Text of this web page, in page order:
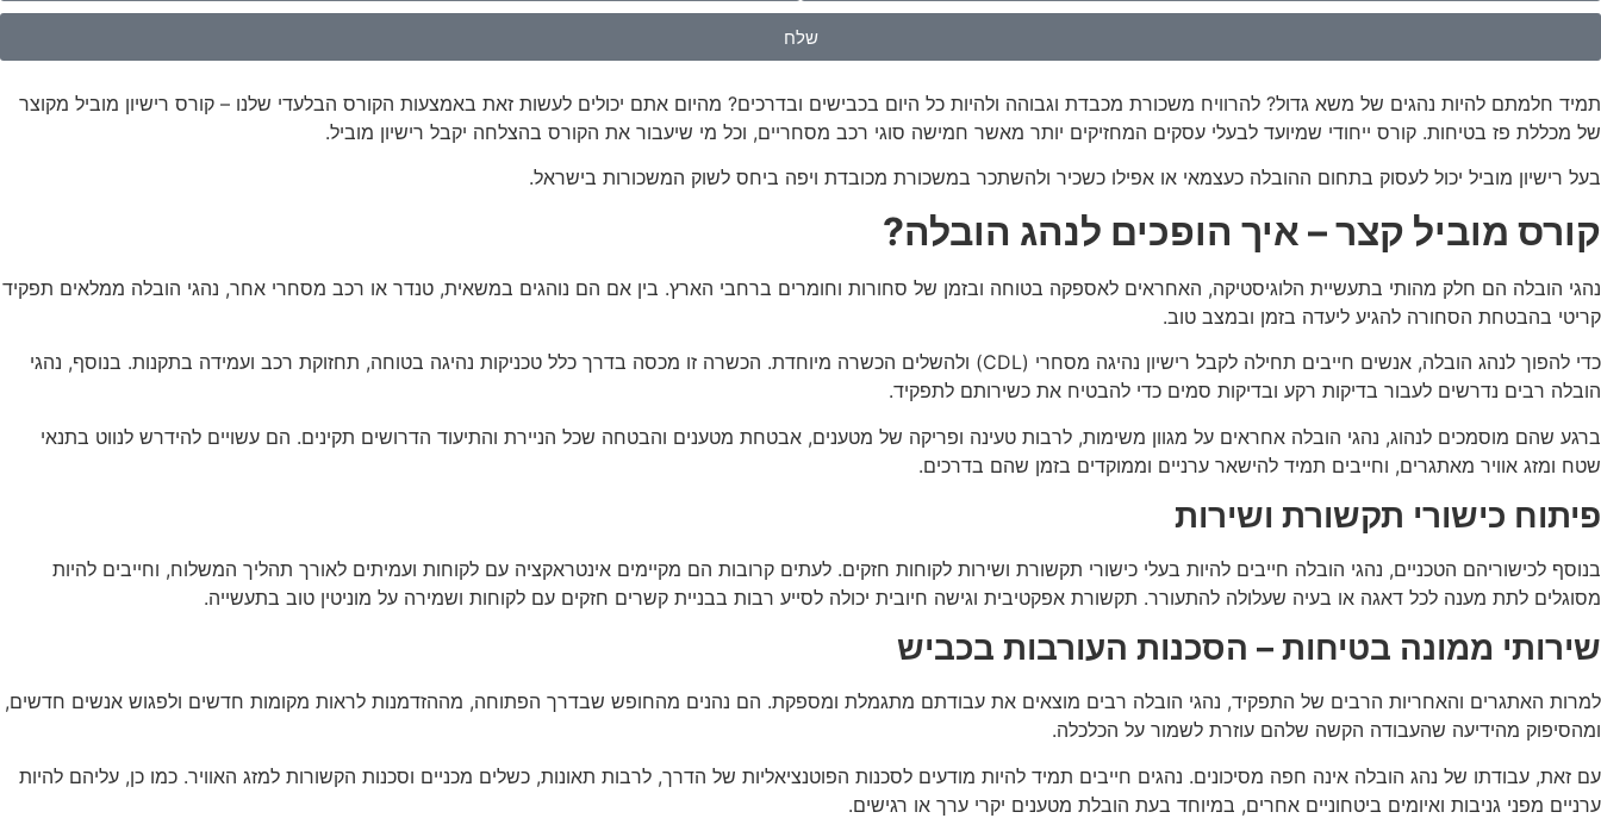
שלח
תמיד חלמתם להיות נהגים של משא גדול? להרוויח משכורת מכבדת וגבוהה ולהיות כל היום בכבישים ובדרכים? מהיום אתם יכולים לעשות זאת באמצעות הקורס הבלעדי שלנו – קורס רישיון מוביל מקוצר
של מכללת פז בטיחות. קורס ייחודי שמיועד לבעלי עסקים המחזיקים יותר מאשר חמישה סוגי רכב מסחריים, וכל מי שיעבור את הקורס בהצלחה יקבל רישיון מוביל.
בעל רישיון מוביל יכול לעסוק בתחום ההובלה כעצמאי או אפילו כשכיר ולהשתכר במשכורת מכובדת ויפה ביחס לשוק המשכורות בישראל.
קורס מוביל קצר – איך הופכים לנהג הובלה?
נהגי הובלה הם חלק מהותי בתעשיית הלוגיסטיקה, האחראים לאספקה ​​בטוחה ובזמן של סחורות וחומרים ברחבי הארץ. בין אם הם נוהגים במשאית, טנדר או רכב מסחרי אחר, נהגי הובלה ממלאים תפקיד
קריטי בהבטחת הסחורה להגיע ליעדה בזמן ובמצב טוב.
כדי להפוך לנהג הובלה, אנשים חייבים תחילה לקבל רישיון נהיגה מסחרי (CDL) ולהשלים הכשרה מיוחדת. הכשרה זו מכסה בדרך כלל טכניקות נהיגה בטוחה, תחזוקת רכב ועמידה בתקנות. בנוסף, נהגי
הובלה רבים נדרשים לעבור בדיקות רקע ובדיקות סמים כדי להבטיח את כשירותם לתפקיד.
ברגע שהם מוסמכים לנהוג, נהגי הובלה אחראים על מגוון משימות, לרבות טעינה ופריקה של מטענים, אבטחת מטענים והבטחה שכל הניירת והתיעוד הדרושים תקינים. הם עשויים להידרש לנווט בתנאי
שטח ומזג אוויר מאתגרים, וחייבים תמיד להישאר ערניים וממוקדים בזמן שהם בדרכים.
פיתוח כישורי תקשורת ושירות
בנוסף לכישוריהם הטכניים, נהגי הובלה חייבים להיות בעלי כישורי תקשורת ושירות לקוחות חזקים. לעתים קרובות הם מקיימים אינטראקציה עם לקוחות ועמיתים לאורך תהליך המשלוח, וחייבים להיות
מסוגלים לתת מענה לכל דאגה או בעיה שעלולה להתעורר. תקשורת אפקטיבית וגישה חיובית יכולה לסייע רבות בבניית קשרים חזקים עם לקוחות ושמירה על מוניטין טוב בתעשייה.
שירותי ממונה בטיחות – הסכנות העורבות בכביש
למרות האתגרים והאחריות הרבים של התפקיד, נהגי הובלה רבים מוצאים את עבודתם מתגמלת ומספקת. הם נהנים מהחופש שבדרך הפתוחה, מההזדמנות לראות מקומות חדשים ולפגוש אנשים חדשים,
ומהסיפוק מהידיעה שהעבודה הקשה שלהם עוזרת לשמור על הכלכלה.
עם זאת, עבודתו של נהג הובלה אינה חפה מסיכונים. נהגים חייבים תמיד להיות מודעים לסכנות הפוטנציאליות של הדרך, לרבות תאונות, כשלים מכניים וסכנות הקשורות למזג האוויר. כמו כן, עליהם להיות
ערניים מפני גניבות ואיומים ביטחוניים אחרים, במיוחד בעת הובלת מטענים יקרי ערך או רגישים.